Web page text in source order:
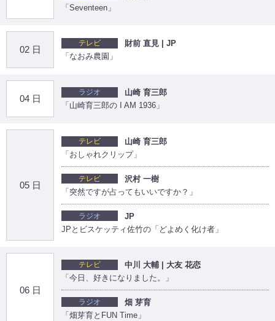
「Seventeen」
02 日
テレビ
財前 直見 | JP
「なおみ農園」
04 日
ラジオ
山崎 育三郎
「山崎育三郎の I AM 1936」
05 日
テレビ
山崎 育三郎
「おしゃれクリップ」
テレビ
沢村 一樹
「突然ですが占ってもいいですか？」
ラジオ
JP
JPとビスケッティ佐竹の「どよめく化け者」
06 日
テレビ
中川 大輔 | 大友 花恋
「今日、好きになりました。」
ラジオ
畑 芽育
「畑芽育とFUN Time」